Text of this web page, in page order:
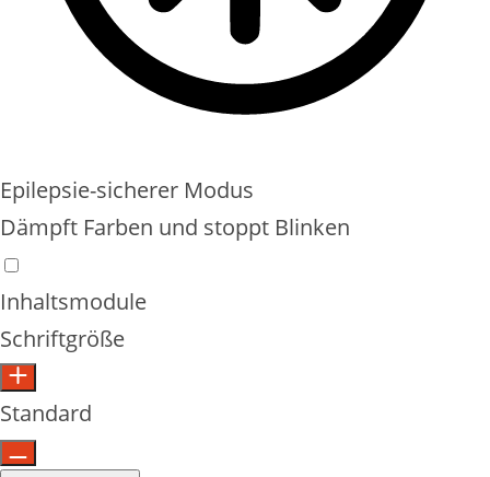
Epilepsie-sicherer Modus
Dämpft Farben und stoppt Blinken
Inhaltsmodule
Schriftgröße
Standard